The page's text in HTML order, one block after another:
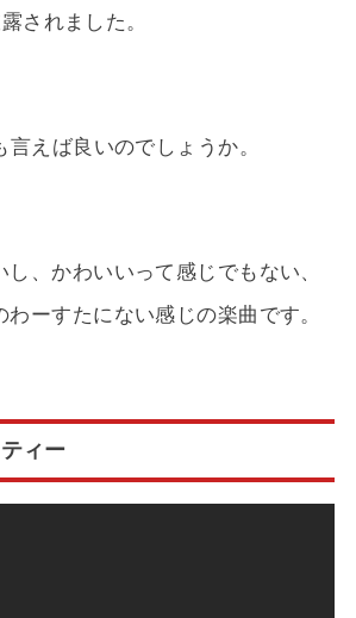
されました。
えば良いのでしょうか。
し、かわいいって感じでもない、
わーすたにない感じの楽曲です。
ィー